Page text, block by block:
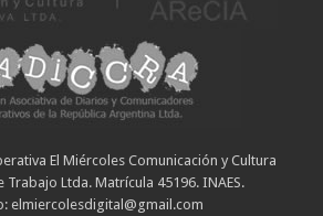
El Miércoles Comunicación y Cultura
Trabajo Ltda. Matrícula 45196. INAES.
elmiercolesdigital@gmail.com